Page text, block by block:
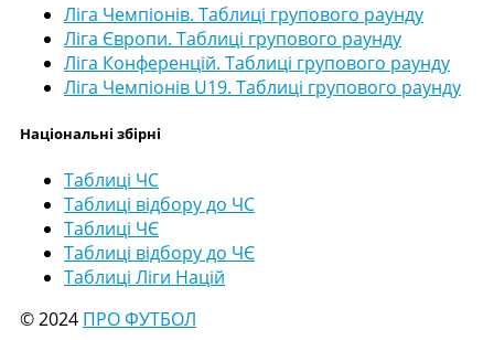
Ліга Чемпіонів. Таблиці групового раунду
Ліга Європи. Таблиці групового раунду
Ліга Конференцій. Таблиці групового раунду
Ліга Чемпіонів U19. Таблиці групового раунду
Національні збірні
Таблиці ЧС
Таблиці відбору до ЧС
Таблиці ЧЄ
Таблиці відбору до ЧЄ
Таблиці Ліги Націй
© 2024 ПРО ФУТБОЛ